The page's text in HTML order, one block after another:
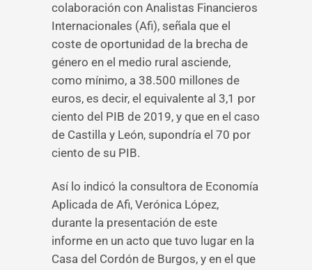
colaboración con Analistas Financieros
Internacionales (Afi), señala que el
coste de oportunidad de la brecha de
género en el medio rural asciende,
como mínimo, a 38.500 millones de
euros, es decir, el equivalente al 3,1 por
ciento del PIB de 2019, y que en el caso
de Castilla y León, supondría el 70 por
ciento de su PIB.
Así lo indicó la consultora de Economía
Aplicada de Afi, Verónica López,
durante la presentación de este
informe en un acto que tuvo lugar en la
Casa del Cordón de Burgos, y en el que